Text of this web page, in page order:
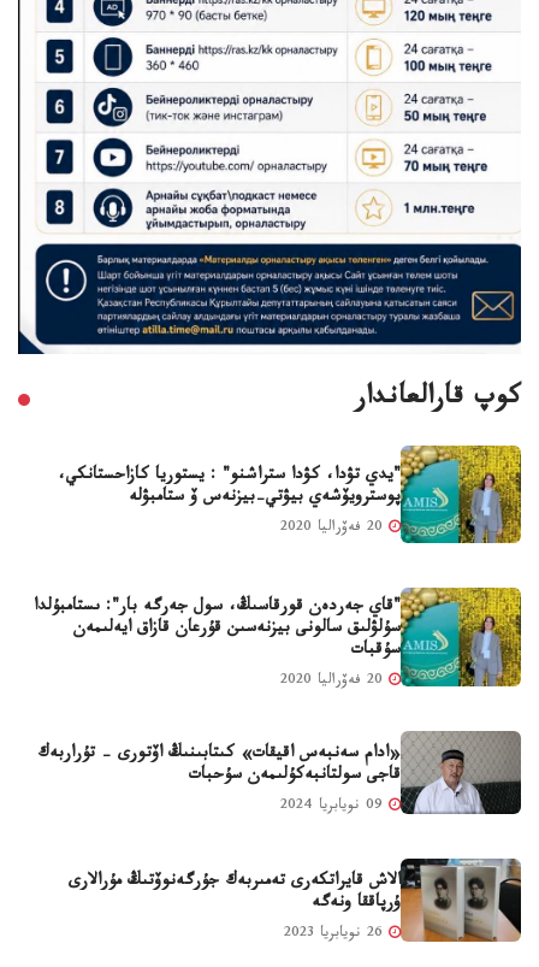
كوپ قارالعاندار
"يدي تۋدا، كۋدا ستراشنو" : يستوريا كازاحستانكي،
پوسترويۆشەي بيۋتي-بيزنەس ۆ ستامبۋلە
"قاي جەردەن قورقاسىڭ، سول جەرگە بار": ىستامبۇلدا
سۇلۋلىق سالونى بيزنەسىن قۇرعان قازاق ايەلىمەن
سۇقبات
«ادام سەنبەس اقيقات» كىتابىنىڭ اۆتورى - تۇراربەك
قاجى سولتانبەكۇلىمەن سۇحبات
الاش قايراتكەرى تەمىربەك جۇرگەنوۆتىڭ مۇرالارى
ۇرپاققا ونەگە